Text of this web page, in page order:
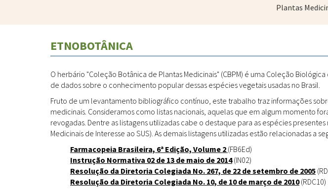
pressione
Enter
Plantas
ETNOBOTÂNICA
O herbário "Coleção Botânica de Plantas Medicinais" (CBPM) é uma Coleção
de dados sobre o conhecimento popular dessas espécies vegetais usadas no Brasil.
Fruto de um levantamento bibliográfico contínuo, este trabalho traz informações
medicinais. Consideramos como listas nacionais, aquelas que em algum momento
revogadas. Dentre as listagens utilizadas cabe o destaque para as espécies presentes
Medicinais de Interesse ao SUS). As demais listagens utilizadas estão relacionadas a
Farmacopeia Brasileira, 6ª Edição, Volume 2 (FB6Ed)
Instrução Normativa 02 de 13 de maio de 2014(IN02)
Resolução da Diretoria Colegiada No. 267, de 22 de setembro de 2005
Resolução da Diretoria Colegiada No. 10, de 10 de março de 2010(RDC10)